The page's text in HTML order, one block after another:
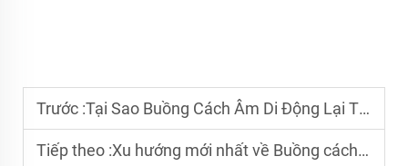
Trước :Tại Sao Buồng Cách Âm Di Động Lại Thiết Yếu Để Ghi Âm Chất Lượng Cao
Tiếp theo :Xu hướng mới nhất về Buồng cách ly di động dành cho nhạc sĩ và người sáng tạo